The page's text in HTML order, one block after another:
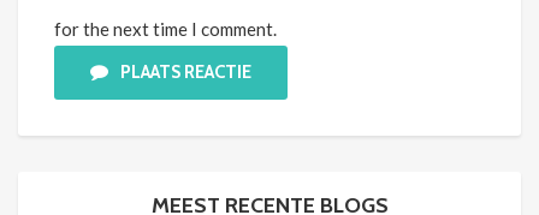
for the next time I comment.
PLAATS REACTIE
MEEST RECENTE BLOGS